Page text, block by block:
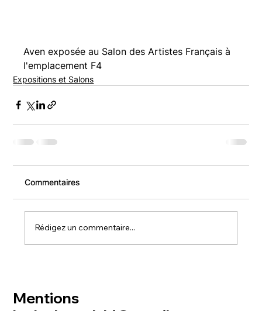
Aven exposée au Salon des Artistes Français à
l'emplacement F4
Expositions et Salons
Commentaires
Rédigez un commentaire...
Mentions